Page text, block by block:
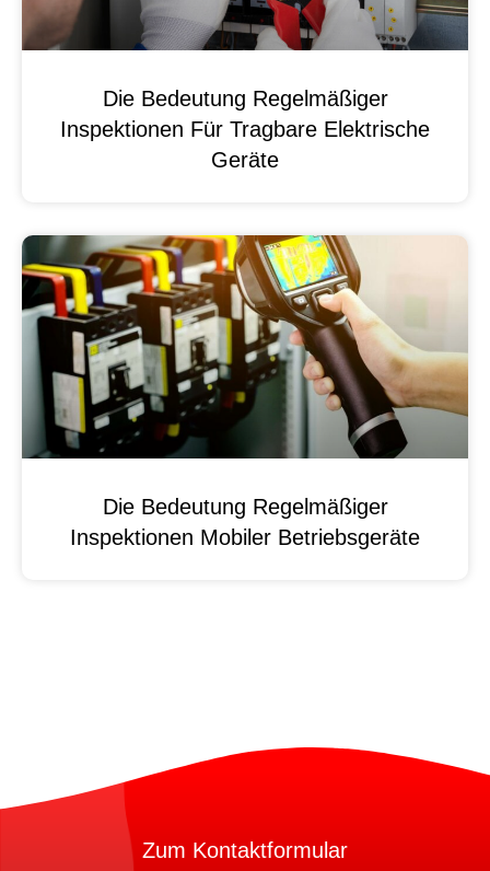
Die Bedeutung Regelmäßiger
Inspektionen Für Tragbare Elektrische
Geräte
Die Bedeutung Regelmäßiger
Inspektionen Mobiler Betriebsgeräte
Zum Kontaktformular